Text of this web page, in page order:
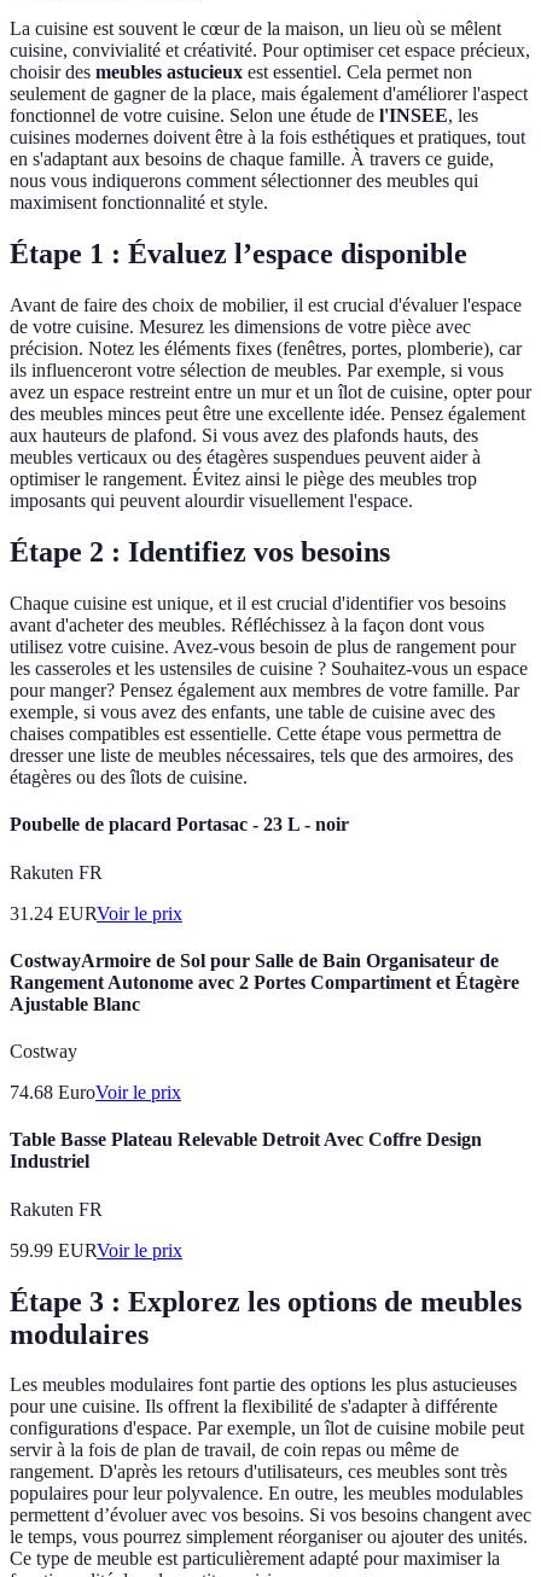
La cuisine est souvent le cœur de la maison, un lieu où se mêlent
cuisine, convivialité et créativité. Pour optimiser cet espace précieux,
choisir des meubles astucieux est essentiel. Cela permet non
seulement de gagner de la place, mais également d'améliorer l'aspect
fonctionnel de votre cuisine. Selon une étude de l'INSEE, les
cuisines modernes doivent être à la fois esthétiques et pratiques, tout
en s'adaptant aux besoins de chaque famille. À travers ce guide,
nous vous indiquerons comment sélectionner des meubles qui
maximisent fonctionnalité et style.
Étape 1 : Évaluez l’espace disponible
Avant de faire des choix de mobilier, il est crucial d'évaluer l'espace
de votre cuisine. Mesurez les dimensions de votre pièce avec
précision. Notez les éléments fixes (fenêtres, portes, plomberie), car
ils influenceront votre sélection de meubles. Par exemple, si vous
avez un espace restreint entre un mur et un îlot de cuisine, opter pour
des meubles minces peut être une excellente idée. Pensez également
aux hauteurs de plafond. Si vous avez des plafonds hauts, des
meubles verticaux ou des étagères suspendues peuvent aider à
optimiser le rangement. Évitez ainsi le piège des meubles trop
imposants qui peuvent alourdir visuellement l'espace.
Étape 2 : Identifiez vos besoins
Chaque cuisine est unique, et il est crucial d'identifier vos besoins
avant d'acheter des meubles. Réfléchissez à la façon dont vous
utilisez votre cuisine. Avez-vous besoin de plus de rangement pour
les casseroles et les ustensiles de cuisine ? Souhaitez-vous un espace
pour manger? Pensez également aux membres de votre famille. Par
exemple, si vous avez des enfants, une table de cuisine avec des
chaises compatibles est essentielle. Cette étape vous permettra de
dresser une liste de meubles nécessaires, tels que des armoires, des
étagères ou des îlots de cuisine.
Poubelle de placard Portasac - 23 L - noir
Rakuten FR
31.24 EURVoir le prix
CostwayArmoire de Sol pour Salle de Bain Organisateur de
Rangement Autonome avec 2 Portes Compartiment et Étagère
Ajustable Blanc
Costway
74.68 EuroVoir le prix
Table Basse Plateau Relevable Detroit Avec Coffre Design
Industriel
Rakuten FR
59.99 EURVoir le prix
Étape 3 : Explorez les options de meubles
modulaires
Les meubles modulaires font partie des options les plus astucieuses
pour une cuisine. Ils offrent la flexibilité de s'adapter à différente
configurations d'espace. Par exemple, un îlot de cuisine mobile peut
servir à la fois de plan de travail, de coin repas ou même de
rangement. D'après les retours d'utilisateurs, ces meubles sont très
populaires pour leur polyvalence. En outre, les meubles modulables
permettent d’évoluer avec vos besoins. Si vos besoins changent avec
le temps, vous pourrez simplement réorganiser ou ajouter des unités.
Ce type de meuble est particulièrement adapté pour maximiser la